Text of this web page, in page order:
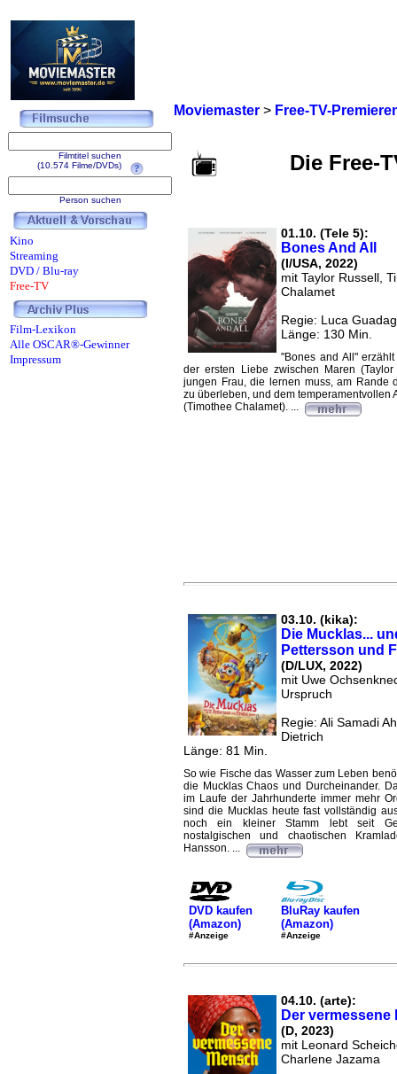
Moviemaster > Free-TV-
Die Free-
01.10. (Tele 5):
Bones And All
(I/USA, 2022)
mit Taylor Russell,
Chalamet
Regie: Luca
Länge: 130 Min.
"Bones and All"
der ersten Liebe zwischen Maren
jungen Frau, die lernen muss, am Rande
zu überleben, und dem temperamentvollen
(Timothee Chalamet). ...
03.10. (kika):
Die Mucklas...
Pettersson und
(D/LUX, 2022)
mit Uwe
Urspruch
Regie: Ali Samadi
Dietrich
Länge: 81 Min.
So wie Fische das Wasser zum Leben
die Mucklas Chaos und Durcheinander.
im Laufe der Jahrhunderte immer mehr
sind die Mucklas heute fast vollständig
noch ein kleiner Stamm lebt seit
nostalgischen und chaotischen
Hansson. ...
DVD kaufen
(Amazon)
#Anzeige
BluRay kaufen
(Amazon)
#Anzeige
04.10. (arte):
Der vermessene
(D, 2023)
mit Leonard
Charlene Jazama
Filmtitel suchen
(10.574 Filme/DVDs)
Person suchen
Kino
Streaming
DVD / Blu-ray
Free-TV
Film-Lexikon
Alle OSCAR®-Gewinner
Impressum